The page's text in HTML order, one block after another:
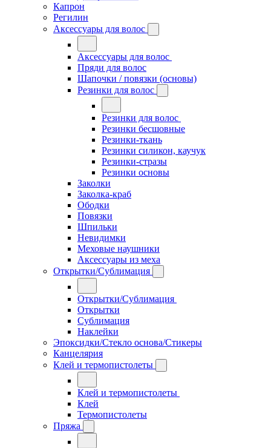
Капрон
Регилин
Аксессуары для волос
Аксессуары для волос
Пряди для волос
Шапочки / повязки (основы)
Резинки для волос
Резинки для волос
Резинки бесшовные
Резинки-ткань
Резинки силикон, каучук
Резинки-стразы
Резинки основы
Заколки
Заколка-краб
Ободки
Повязки
Шпильки
Невидимки
Меховые наушники
Аксессуары из меха
Открытки/Сублимация
Открытки/Сублимация
Открытки
Сублимация
Наклейки
Эпоксидки/Стекло основа/Стикеры
Канцелярия
Клей и термопистолеты
Клей и термопистолеты
Клей
Термопистолеты
Пряжа